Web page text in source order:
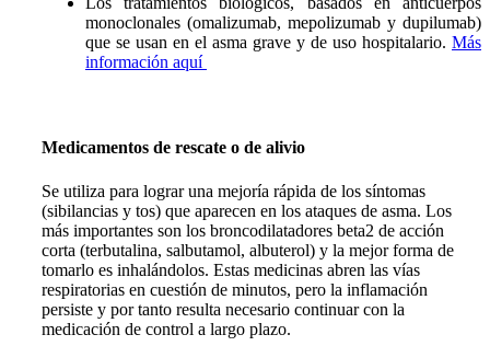
monoclonales (omalizumab, mepolizumab y dupilumab)
que se usan en el asma grave y de uso hospitalario. Más
información aquí
Medicamentos de rescate o de alivio
Se utiliza para lograr una mejoría rápida de los síntomas
(sibilancias y tos) que aparecen en los ataques de asma. Los
más importantes son los broncodilatadores beta2 de acción
corta (terbutalina, salbutamol, albuterol) y la mejor forma de
tomarlo es inhalándolos. Estas medicinas abren las vías
respiratorias en cuestión de minutos, pero la inflamación
persiste y por tanto resulta necesario continuar con la
medicación de control a largo plazo.